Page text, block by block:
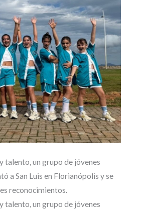
talento, un grupo de jóvenes
a San Luis en Florianópolis y se
reconocimientos.
talento, un grupo de jóvenes